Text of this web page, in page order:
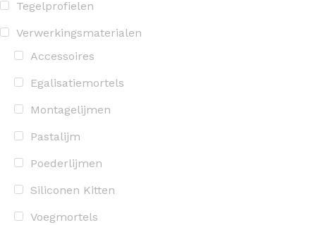
Tegelprofielen
Verwerkingsmaterialen
Accessoires
Egalisatiemortels
Montagelijmen
Pastalijm
Poederlijmen
Siliconen Kitten
Voegmortels